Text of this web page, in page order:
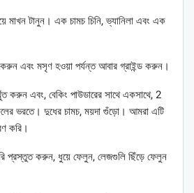
মাখন টানুন। এক চামচ চিনি, ভ্যানিলা এবং এক
এবং মসৃণ হওয়া পর্যন্ত আবার গ্রাইন্ড করুন।
করুন এবং, বেকিং পাউডারের সাথে একসাথে, 2
ভরতে। দুধের চামচ, ময়দা গুঁড়ো। আমরা এটি
করি।
প্রস্তুত করুন, ধুয়ে ফেলুন, লেজগুলি ছিঁড়ে ফেলুন